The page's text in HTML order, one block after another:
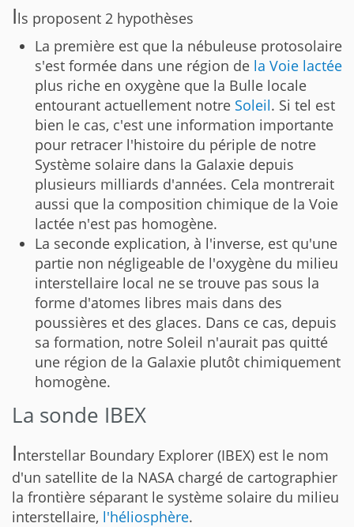
Ils proposent 2 hypothèses
La première est que la nébuleuse protosolaire
s'est formée dans une région de la Voie lactée
plus riche en oxygène que la Bulle locale
entourant actuellement notre Soleil. Si tel est
bien le cas, c'est une information importante
pour retracer l'histoire du périple de notre
Système solaire dans la Galaxie depuis
plusieurs milliards d'années. Cela montrerait
aussi que la composition chimique de la Voie
lactée n'est pas homogène.
La seconde explication, à l'inverse, est qu'une
partie non négligeable de l'oxygène du milieu
interstellaire local ne se trouve pas sous la
forme d'atomes libres mais dans des
poussières et des glaces. Dans ce cas, depuis
sa formation, notre Soleil n'aurait pas quitté
une région de la Galaxie plutôt chimiquement
homogène.
La sonde IBEX
Interstellar Boundary Explorer (IBEX) est le nom
d'un satellite de la NASA chargé de cartographier
la frontière séparant le système solaire du milieu
interstellaire, l'héliosphère.